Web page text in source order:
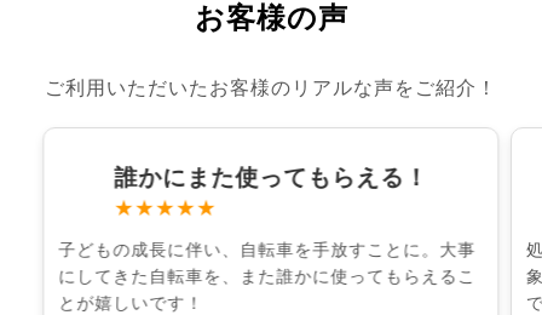
お客様の声
ご利用いただいたお客様のリアルな声をご紹介！
誰かにまた使ってもらえる！
★★★★★
子どもの成長に伴い、自転車を手放すことに。大事
にしてきた自転車を、また誰かに使ってもらえるこ
とが嬉しいです！